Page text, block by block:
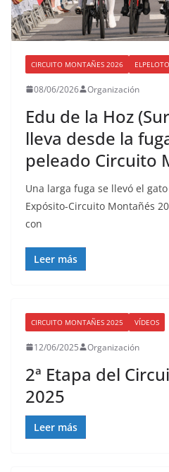
CIRCUITO MONTAÑES 2026
08/06/2026 Organización
Edu de la Hoz
lleva desde la
peleado Circuito
Una larga fuga se llevó el
Expósito-Circuito Montañés
con
Leer más
CIRCUITO MONTAÑES 2025 VÍDEOS
12/06/2025 Organización
2ª Etapa del
2025
Leer más